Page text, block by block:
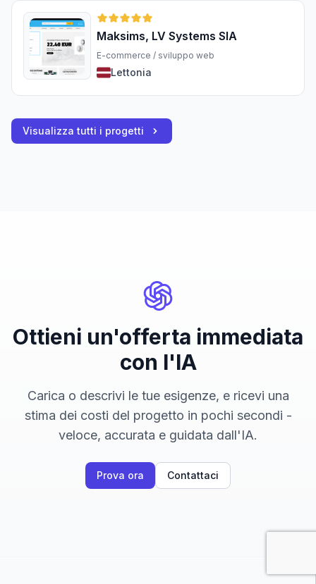
Maksims, LV Systems SIA
E-commerce / sviluppo web
Lettonia
Visualizza tutti i progetti
Ottieni un'offerta immediata
con l'IA
Carica o descrivi le tue esigenze, e ricevi una
stima dei costi del progetto in pochi secondi -
veloce, accurata e guidata dall'IA.
Prova ora Contattaci